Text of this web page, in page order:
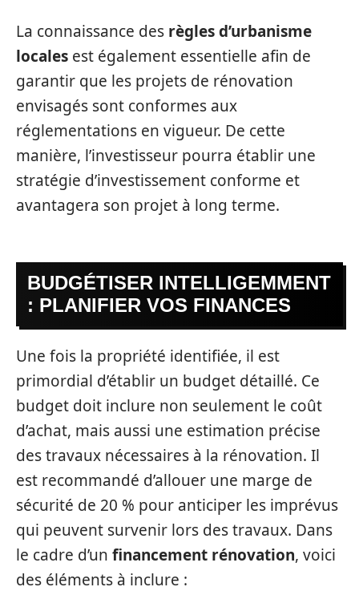
La connaissance des règles d’urbanisme
locales est également essentielle afin de
garantir que les projets de rénovation
envisagés sont conformes aux
réglementations en vigueur. De cette
manière, l’investisseur pourra établir une
stratégie d’investissement conforme et
avantagera son projet à long terme.
BUDGÉTISER INTELLIGEMMENT
: PLANIFIER VOS FINANCES
Une fois la propriété identifiée, il est
primordial d’établir un budget détaillé. Ce
budget doit inclure non seulement le coût
d’achat, mais aussi une estimation précise
des travaux nécessaires à la rénovation. Il
est recommandé d’allouer une marge de
sécurité de 20 % pour anticiper les imprévus
qui peuvent survenir lors des travaux. Dans
le cadre d’un financement rénovation, voici
des éléments à inclure :